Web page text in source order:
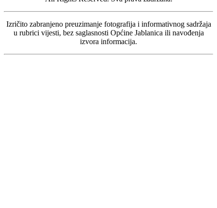
Izričito zabranjeno preuzimanje fotografija i informativnog sadržaja
u rubrici vijesti, bez saglasnosti Općine Jablanica ili navođenja
izvora informacija.